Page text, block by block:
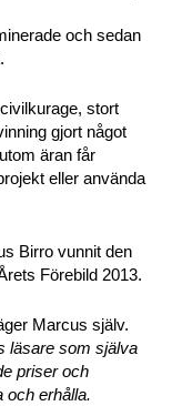
och sedan
stort
gjort något
äran får
eller använda
Birro vunnit den
Förebild 2013.
Marcus själv.
läsare som själva
priser och
och erhålla.